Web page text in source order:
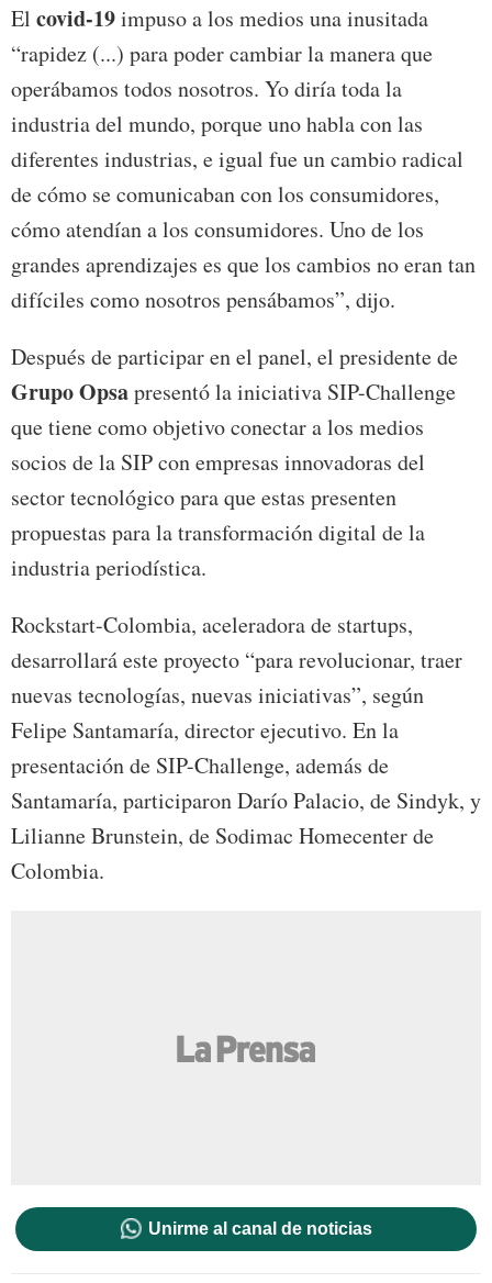
El covid-19impuso a los medios una inusitada
“rapidez (...) para poder cambiar la manera que
operábamos todos nosotros. Yo diría toda la
industria del mundo, porque uno habla con las
diferentes industrias, e igual fue un cambio radical
de cómo se comunicaban con los consumidores,
cómo atendían a los consumidores. Uno de los
grandes aprendizajes es que los cambios no eran tan
difíciles como nosotros pensábamos”, dijo.
Después de participar en el panel, el presidente de
Grupo Opsapresentó la iniciativa SIP-Challenge
que tiene como objetivo conectar a los medios
socios de la SIP con empresas innovadoras del
sector tecnológico para que estas presenten
propuestas para la transformación digital de la
industria periodística.
Rockstart-Colombia, aceleradora de startups,
desarrollará este proyecto “para revolucionar, traer
nuevas tecnologías, nuevas iniciativas”, según
Felipe Santamaría, director ejecutivo. En la
presentación de SIP-Challenge, además de
Santamaría, participaron Darío Palacio, de Sindyk, y
Lilianne Brunstein, de Sodimac Homecenter de
Colombia.
Unirme al canal de noticias